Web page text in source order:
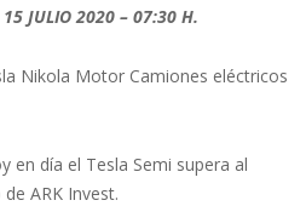
JULIO 2020 – 07:30 H.
Nikola Motor Camiones eléctricos
en día el Tesla Semi supera al
ARK Invest.